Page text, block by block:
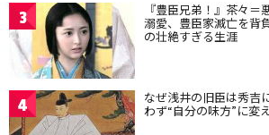
3 『豊臣兄弟！』茶々
溺愛、豊臣家滅亡を背
の壮絶すぎる生涯
4 なぜ浅井の旧臣は秀吉
わず“自分の味方”に変